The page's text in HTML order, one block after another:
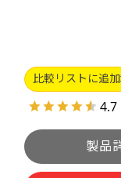
比較リストに追加
4.7